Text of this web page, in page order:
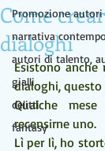
Promozione
narrativa
autori di talento,
gialli
delitti
fantasy
Come
dialoghi
Esistono anche
dialoghi, questo
Qualche
recensirne uno.
Lì per lì, ho